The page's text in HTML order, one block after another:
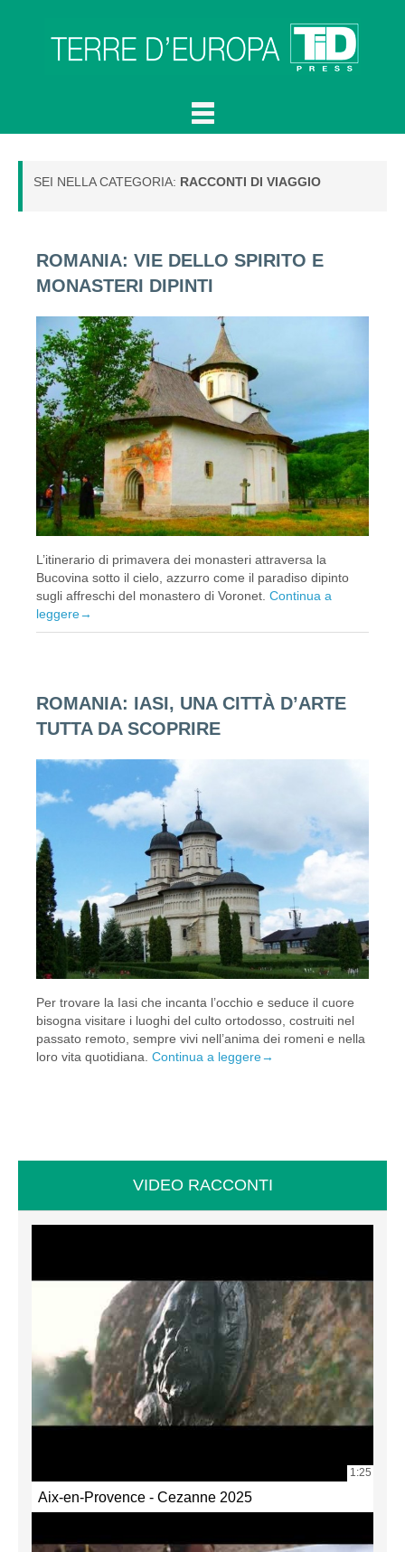
SEI NELLA CATEGORIA: RACCONTI DI VIAGGIO
ROMANIA: VIE DELLO SPIRITO E
MONASTERI DIPINTI
L’itinerario di primavera dei monasteri attraversa la
Bucovina sotto il cielo, azzurro come il paradiso dipinto
sugli affreschi del monastero di Voronet. Continua a
leggere→
ROMANIA: IASI, UNA CITTÀ D’ARTE
TUTTA DA SCOPRIRE
Per trovare la Iasi che incanta l’occhio e seduce il cuore
bisogna visitare i luoghi del culto ortodosso, costruiti nel
passato remoto, sempre vivi nell’anima dei romeni e nella
loro vita quotidiana. Continua a leggere→
VIDEO RACCONTI
1:25
Aix-en-Provence - Cezanne 2025